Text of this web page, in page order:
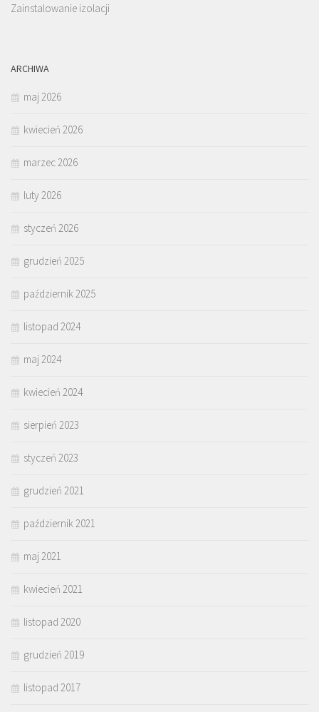
Zainstalowanie izolacji
ARCHIWA
maj 2026
kwiecień 2026
marzec 2026
luty 2026
styczeń 2026
grudzień 2025
październik 2025
listopad 2024
maj 2024
kwiecień 2024
sierpień 2023
styczeń 2023
grudzień 2021
październik 2021
maj 2021
kwiecień 2021
listopad 2020
grudzień 2019
listopad 2017